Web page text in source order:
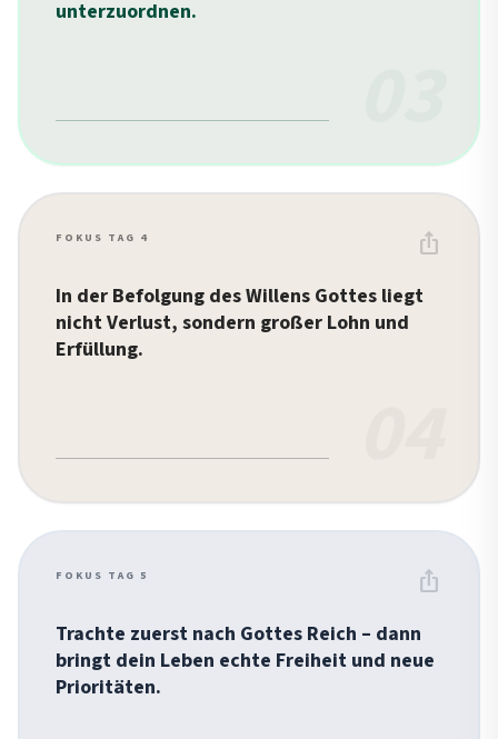
unterzuordnen.
FOKUS TAG 4 ios_share
In der Befolgung des Willens Gottes liegt
nicht Verlust, sondern großer Lohn und
Erfüllung.
FOKUS TAG 5 ios_share
Trachte zuerst nach Gottes Reich – dann
bringt dein Leben echte Freiheit und neue
Prioritäten.